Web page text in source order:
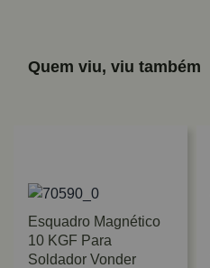
Quem viu, viu também
Esquadro Magnético
10 KGF Para
Soldador Vonder